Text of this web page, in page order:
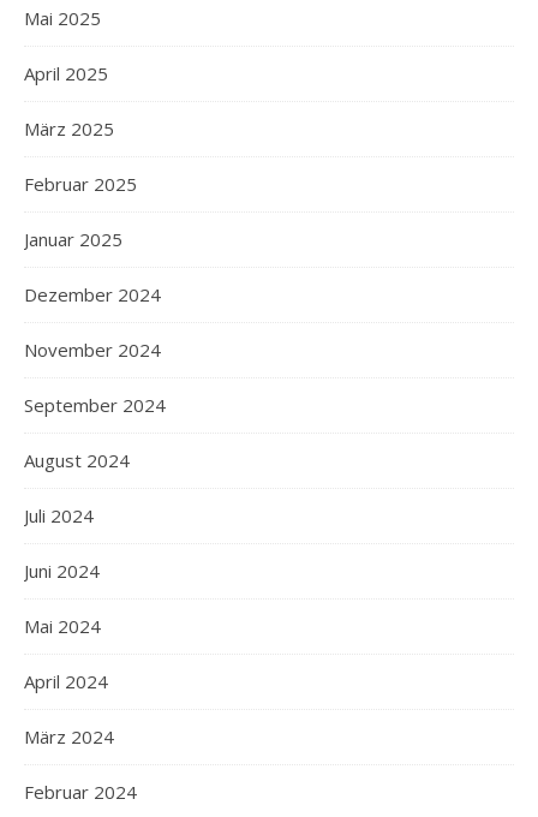
Mai 2025
April 2025
März 2025
Februar 2025
Januar 2025
Dezember 2024
November 2024
September 2024
August 2024
Juli 2024
Juni 2024
Mai 2024
April 2024
März 2024
Februar 2024